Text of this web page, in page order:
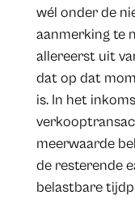
wél onder de
aanmerking te
allereerst uit
dat op dat
is. In het
meerwaarde
de resterende
belastbare